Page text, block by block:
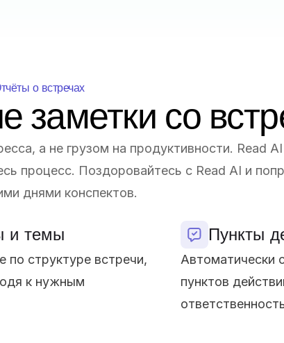
о встречах
заметки со
а не грузом на продуктивности. Read
процесс. Поздоровайтесь с Read AI и
днями конспектов.
и темы
по структуре встречи,
к нужным
Пункты
Автоматически
пунктов